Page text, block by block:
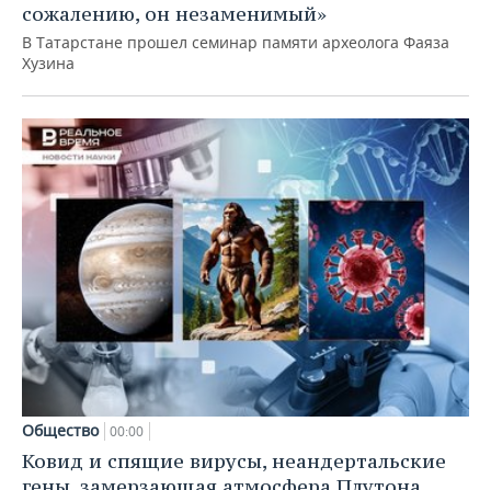
сожалению, он незаменимый»
В Татарстане прошел семинар памяти археолога Фаяза
Хузина
Общество 00:00
Ковид и спящие вирусы, неандертальские